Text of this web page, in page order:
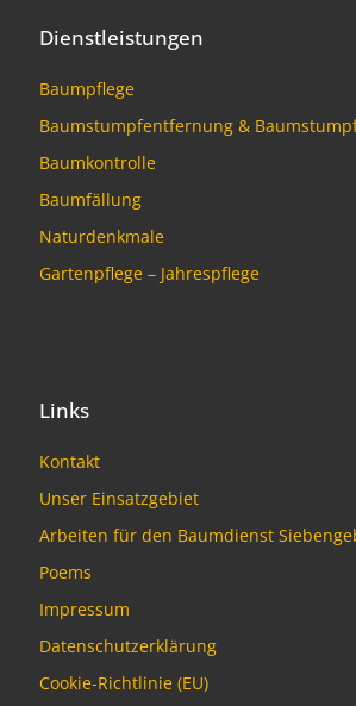
Dienstleistungen
Baumpflege
Baumstumpfentfernung &
Baumkontrolle
Baumfällung
Naturdenkmale
Gartenpflege – Jahrespflege
Links
Kontakt
Unser Einsatzgebiet
Arbeiten für den Baumdienst
Poems
Impressum
Datenschutzerklärung
Cookie-Richtlinie (EU)